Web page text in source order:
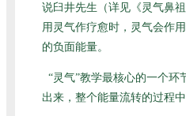
说臼井先生（详见 《灵气鼻
用灵气作疗愈时，灵气会作
的负面能量。
“灵气”教学最核心的一个
出来，整个能量流转的过程